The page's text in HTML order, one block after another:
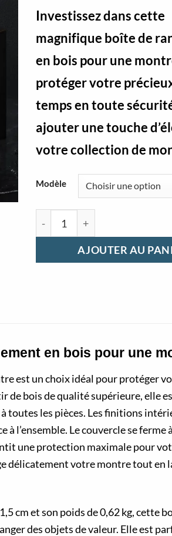
Investissez dans cette
magnifique boîte de
en bois pour une
protéger votre
temps en toute
ajouter une touche
votre collection de
Modèle
AJOUTER AU
en bois pour une
est un choix idéal pour protéger
de bois de qualité supérieure, elle
toutes les pièces. Les finitions
l’ensemble. Le couvercle se ferme
une protection maximale pour
délicatement votre montre tout en
cm et son poids de 0,62 kg, cette
des objets de valeur. Elle est